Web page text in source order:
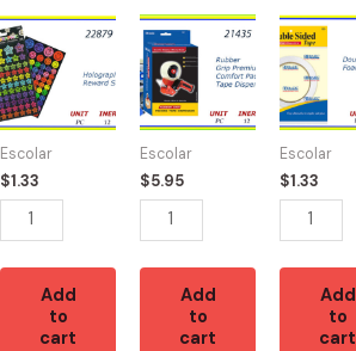
Escolar
$1.33
22879
-
HOLOGRAPHIC
144
STICKERS
quantity
Add
to
cart
Escolar
$5.95
21435
-
MAQUINA
PARA
TAPE
quantity
Add
to
cart
Escolar
$1.33
21373
-
TAPE
FOAM
DOBLE
LADO
quantity
Add
to
cart